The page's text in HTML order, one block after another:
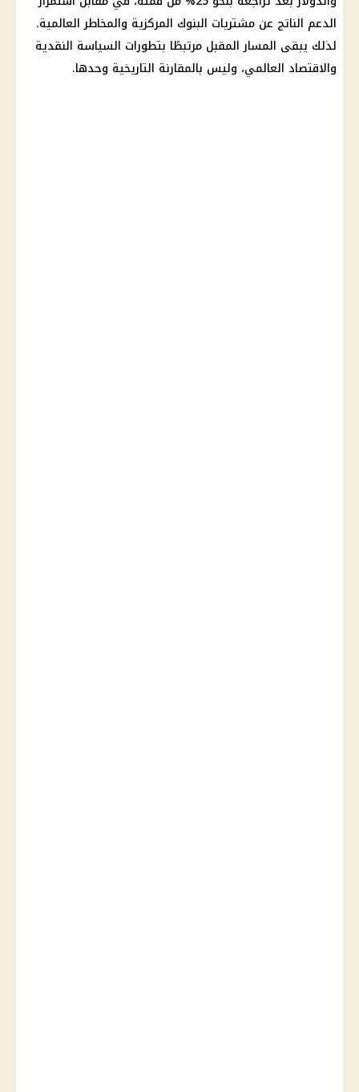
الدعم الناتج عن مشتريات البنوك المركزية والمخاطر العالمية.
لذلك يبقى المسار المقبل مرتبطًا بتطورات السياسة النقدية
والاقتصاد العالمي، وليس بالمقارنة التاريخية وحدها.